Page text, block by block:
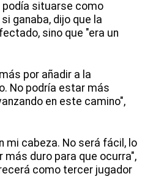
podía situarse como
ganaba, dijo que la
sino que "era un
por añadir a la
No podría estar más
en este camino",
mi cabeza. No será fácil, lo
más duro para que ocurra",
como tercer jugador